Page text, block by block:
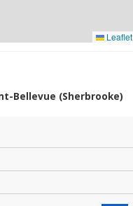
Leaflet
Bellevue (Sherbrooke)